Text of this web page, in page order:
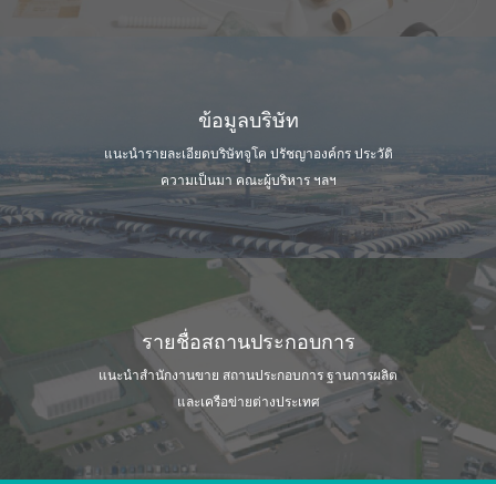
ข้อมูลบริษัท
แนะนำรายละเอียดบริษัทจูโค ปรัชญาองค์กร ประวัติ
ความเป็นมา คณะผู้บริหาร ฯลฯ
รายชื่อสถานประกอบการ
แนะนำสำนักงานขาย สถานประกอบการ ฐานการผลิต
และเครือข่ายต่างประเทศ